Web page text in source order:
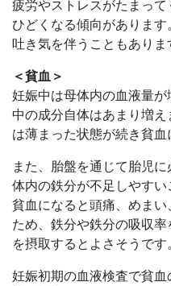
疲労やストレスがたまっ
ひどくなる傾向がありま
吐き気を伴うこともありま
＜貧血＞
妊娠中は母体内の血液量
中の成分自体はあまり増
は薄まった状態が続き貧血
また、胎盤を通じて胎児
体内の鉄分が不足しやすい
貧血になると頭痛、めま
ため、鉄分や鉄分の吸収
を摂取するとよさそうです。
妊娠初期の血液検査で貧